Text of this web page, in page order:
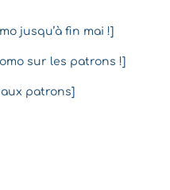
jusqu’à fin mai !]
sur les patrons !]
patrons]